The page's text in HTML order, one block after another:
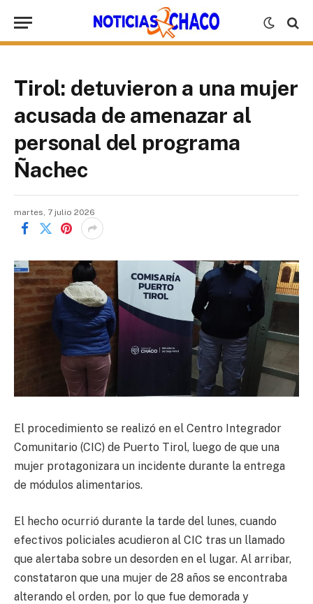
Tirol: detuvieron a una mujer
acusada de amenazar al
personal del programa
Ñachec
martes, 7 julio 2026
El procedimiento se realizó en el Centro Integrador
Comunitario (CIC) de Puerto Tirol, luego de que una
mujer protagonizara un incidente durante la entrega
de módulos alimentarios.
El hecho ocurrió durante la tarde del lunes, cuando
efectivos policiales acudieron al CIC tras un llamado
que alertaba sobre un desorden en el lugar. Al arribar,
constataron que una mujer de 28 años se encontraba
alterando el orden, por lo que fue demorada y